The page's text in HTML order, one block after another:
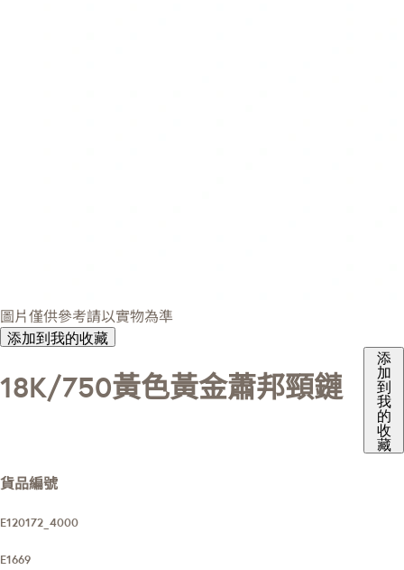
圖片僅供參考請以實物為準
添加到我的收藏
18K/750黃色黃金蕭邦頸鏈
添
加
到
我
的
收
藏
貨品編號
E120172_4000
E1669